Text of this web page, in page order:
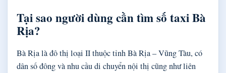
Tại sao người dùng cần tìm số taxi Bà
Rịa?
Bà Rịa là đô thị loại II thuộc tỉnh Bà Rịa – Vũng Tàu, có
dân số đông và nhu cầu di chuyển nội thị cũng như liên